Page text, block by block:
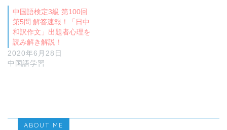
中国語検定3級 第100回
第5問 解答速報！「日中
和訳作文」出題者心理を
読み解き解説！
2020年6月28日
中国語学習
ABOUT ME